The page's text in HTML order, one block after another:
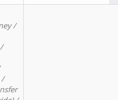
/
/